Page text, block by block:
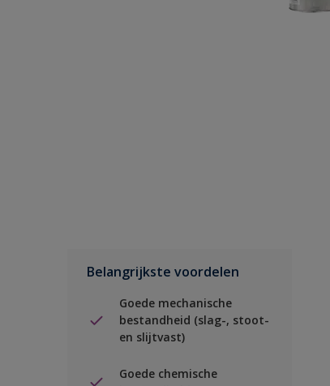
Belangrijkste voordelen
Goede mechanische
bestandheid (slag-, stoot-
en slijtvast)
Goede chemische